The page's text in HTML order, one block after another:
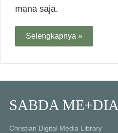
mana saja.
Selengkapnya »
SABDA ME+DIA
Christian Digital Media Library